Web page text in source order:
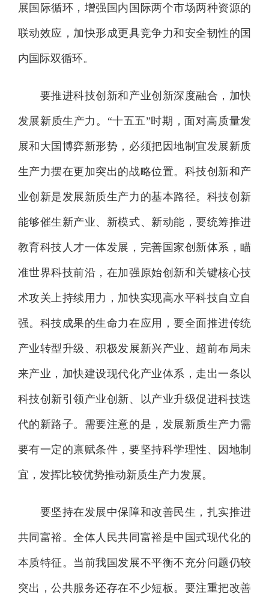
展国际循环，增强国内国际两个市场两种资源的
联动效应，加快形成更具竞争力和安全韧性的国
内国际双循环。
要推进科技创新和产业创新深度融合，加快
发展新质生产力。“十五五”时期，面对高质量发
展和大国博弈新形势，必须把因地制宜发展新质
生产力摆在更加突出的战略位置。科技创新和产
业创新是发展新质生产力的基本路径。科技创新
能够催生新产业、新模式、新动能，要统筹推进
教育科技人才一体发展，完善国家创新体系，瞄
准世界科技前沿，在加强原始创新和关键核心技
术攻关上持续用力，加快实现高水平科技自立自
强。科技成果的生命力在应用，要全面推进传统
产业转型升级、积极发展新兴产业、超前布局未
来产业，加快建设现代化产业体系，走出一条以
科技创新引领产业创新、以产业升级促进科技迭
代的新路子。需要注意的是，发展新质生产力需
要有一定的禀赋条件，要坚持科学理性、因地制
宜，发挥比较优势推动新质生产力发展。
要坚持在发展中保障和改善民生，扎实推进
共同富裕。全体人民共同富裕是中国式现代化的
本质特征。当前我国发展不平衡不充分问题仍较
突出，公共服务还存在不少短板。要注重把改善